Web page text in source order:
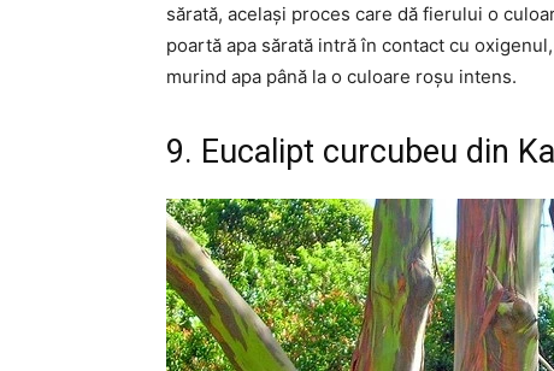
sărată, același proces care dă fierului o
poartă apa sărată intră în contact cu
murind apa până la o culoare roșu intens.
9. Eucalipt curcubeu din